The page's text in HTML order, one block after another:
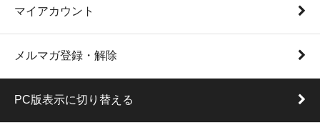
マイアカウント
メルマガ登録・解除
PC版表示に切り替える